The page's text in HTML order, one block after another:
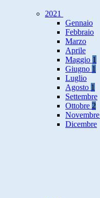
2021
Gennaio
Febbraio
Marzo
Aprile
Maggio 1
Giugno 1
Luglio
Agosto 1
Settembre
Ottobre 2
Novembre
Dicembre